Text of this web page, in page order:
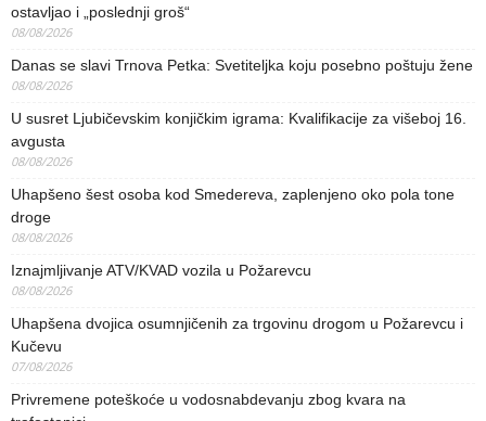
ostavljao i „poslednji groš“
08/08/2026
Danas se slavi Trnova Petka: Svetiteljka koju posebno poštuju žene
08/08/2026
U susret Ljubičevskim konjičkim igrama: Kvalifikacije za višeboj 16.
avgusta
08/08/2026
Uhapšeno šest osoba kod Smedereva, zaplenjeno oko pola tone
droge
08/08/2026
Iznajmljivanje ATV/KVAD vozila u Požarevcu
08/08/2026
Uhapšena dvojica osumnjičenih za trgovinu drogom u Požarevcu i
Kučevu
07/08/2026
Privremene poteškoće u vodosnabdevanju zbog kvara na